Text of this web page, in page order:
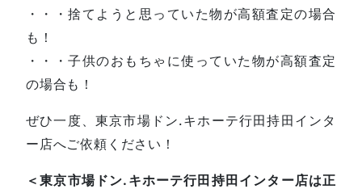
・・・捨てようと思っていた物が高額査定の場合
も！
・・・子供のおもちゃに使っていた物が高額査定
の場合も！
ぜひ一度、東京市場ドン.キホーテ行田持田インタ
ー店へご依頼ください！
＜東京市場ドン.キホーテ行田持田インター店は正